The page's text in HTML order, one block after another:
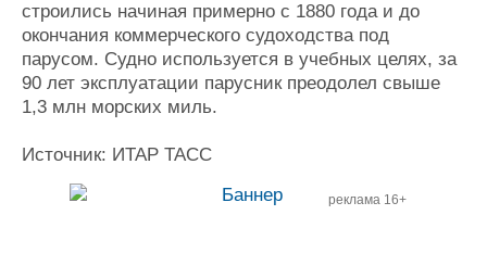
строились начиная примерно с 1880 года и до
окончания коммерческого судоходства под
парусом. Судно используется в учебных целях, за
90 лет эксплуатации парусник преодолел свыше
1,3 млн морских миль.
Источник: ИТАР ТАСС
реклама 16+